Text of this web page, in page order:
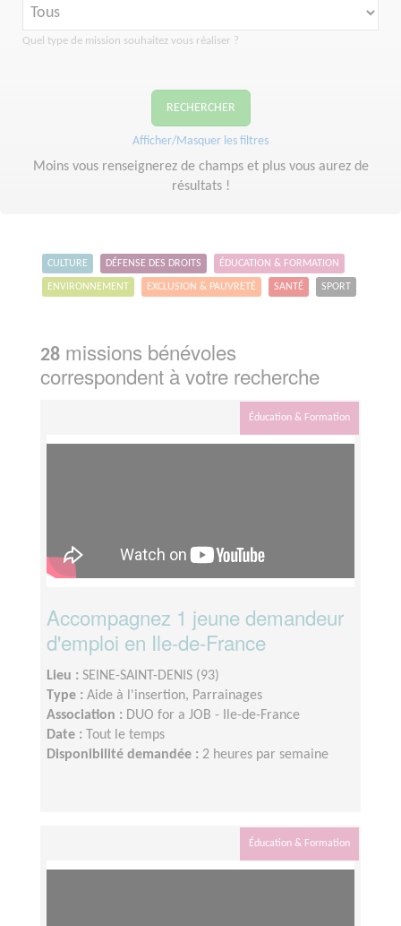
Quel type de mission souhaitez vous réaliser ?
RECHERCHER
Afficher/Masquer les filtres
Moins vous renseignerez de champs et plus vous aurez de
résultats !
CULTURE DÉFENSE DES DROITS ÉDUCATION & FORMATION
ENVIRONNEMENT EXCLUSION & PAUVRETÉ SANTÉ SPORT
28 missions bénévoles
correspondent à votre recherche
Éducation & Formation
Accompagnez 1 jeune demandeur
d'emploi en Ile-de-France
Lieu : SEINE-SAINT-DENIS (93)
Type : Aide à l'insertion, Parrainages
Association : DUO for a JOB - Ile-de-France
Date :
Tout le temps
Disponibilité demandée : 2 heures par semaine
Éducation & Formation